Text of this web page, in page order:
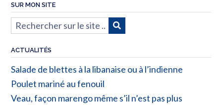
SUR MON SITE
ACTUALITÉS
Salade de blettes à la libanaise ou à l’indienne
Poulet mariné au fenouil
Veau, façon marengo même s’il n’est pas plus